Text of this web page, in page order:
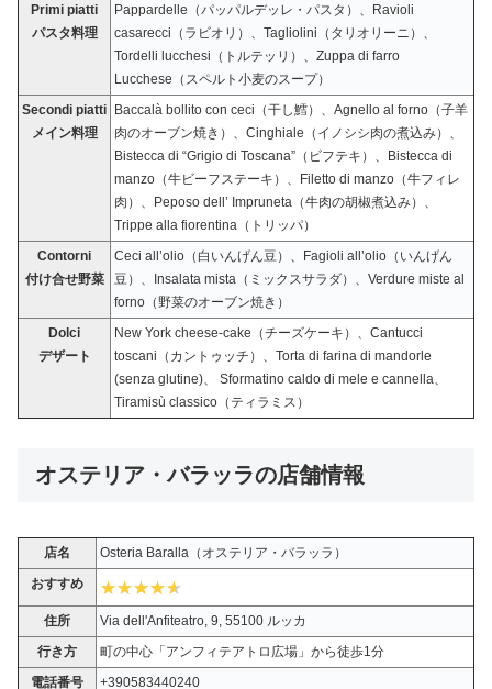
Primi piatti
パスタ料理
Pappardelle（パッパルデッレ・パスタ）、Ravioli
casarecci（ラビオリ）、Tagliolini（タリオリーニ）、
Tordelli lucchesi（トルテッリ）、Zuppa di farro
Lucchese（スペルト小麦のスープ）
Secondi piatti
メイン料理
Baccalà bollito con ceci（干し鱈）、Agnello al forno（子羊
肉のオーブン焼き）、Cinghiale（イノシシ肉の煮込み）、
Bistecca di “Grigio di Toscana”（ビフテキ）、Bistecca di
manzo（牛ビーフステーキ）、Filetto di manzo（牛フィレ
肉）、Peposo dell’ Impruneta（牛肉の胡椒煮込み）、
Trippe alla fiorentina（トリッパ）
Contorni
付け合せ野菜
Ceci all’olio（白いんげん豆）、Fagioli all’olio（いんげん
豆）、Insalata mista（ミックスサラダ）、Verdure miste al
forno（野菜のオーブン焼き）
Dolci
デザート
New York cheese-cake（チーズケーキ）、Cantucci
toscani（カントゥッチ）、Torta di farina di mandorle
(senza glutine)、 Sformatino caldo di mele e cannella、
Tiramisù classico（ティラミス）
オステリア・バラッラの店舗情報
店名
Osteria Baralla（オステリア・バラッラ）
おすすめ
住所
Via dell'Anfiteatro, 9, 55100 ルッカ
行き方
町の中心「アンフィテアトロ広場」から徒歩1分
電話番号
+390583440240